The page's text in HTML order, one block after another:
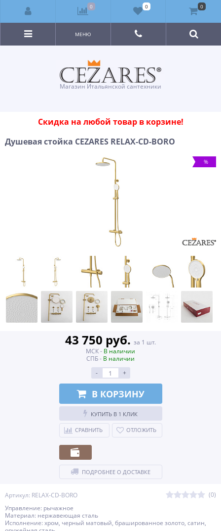
Магазин Итальянской сантехники
МЕНЮ
Скидка на любой товар в корзине!
Душевая стойка CEZARES RELAX-CD-BORO
%
Артикул: RELAX-CD-BORO
(0)
Управление: рычажное
Материал: нержавеющая сталь
Исполнение: хром, черный матовый, брашированное золото, сатин,
43 750 руб. за 1 шт.
МСК - В наличии
СПБ - В наличии
-
+
В КОРЗИНУ
КУПИТЬ В 1 КЛИК
СРАВНИТЬ ОТЛОЖИТЬ
ПОДРОБНЕЕ О ДОСТАВКЕ
0 0 0